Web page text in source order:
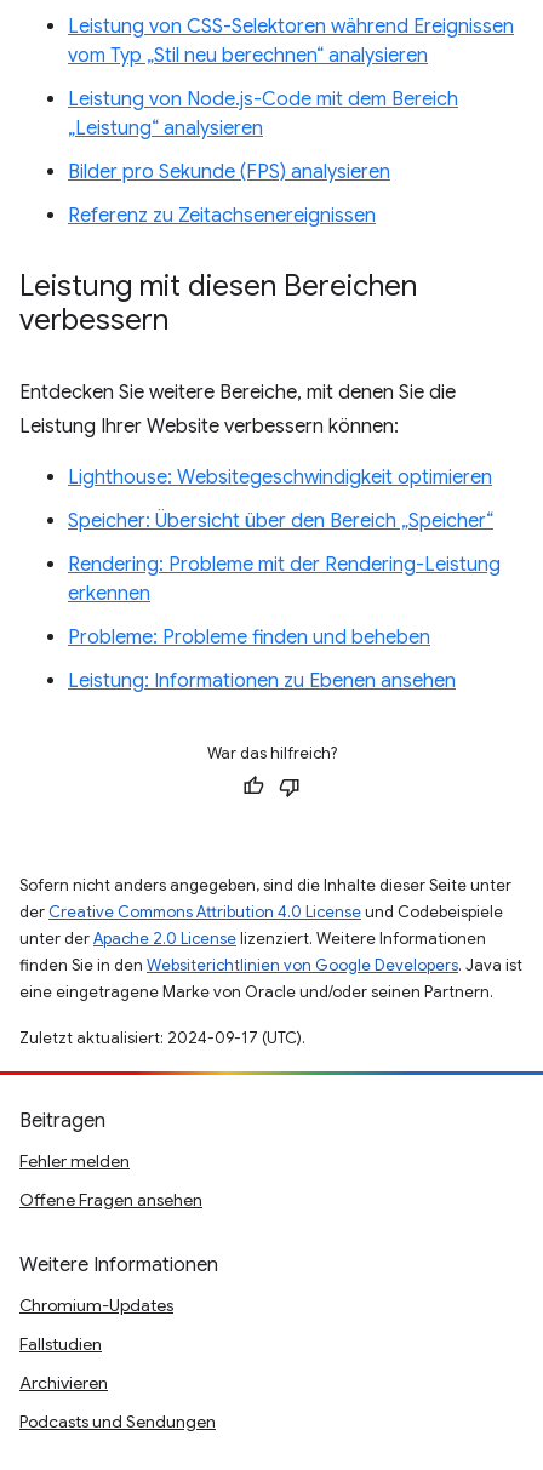
Leistung von CSS-Selektoren während Ereignissen
vom Typ „Stil neu berechnen“ analysieren
Leistung von Node.js-Code mit dem Bereich
„Leistung“ analysieren
Bilder pro Sekunde (FPS) analysieren
Referenz zu Zeitachsenereignissen
Leistung mit diesen Bereichen
verbessern
Entdecken Sie weitere Bereiche, mit denen Sie die
Leistung Ihrer Website verbessern können:
Lighthouse: Websitegeschwindigkeit optimieren
Speicher: Übersicht über den Bereich „Speicher“
Rendering: Probleme mit der Rendering-Leistung
erkennen
Probleme: Probleme finden und beheben
Leistung: Informationen zu Ebenen ansehen
War das hilfreich?
Sofern nicht anders angegeben, sind die Inhalte dieser Seite unter
der Creative Commons Attribution 4.0 Licenseund Codebeispiele
unter derApache 2.0 Licenselizenziert. Weitere Informationen
finden Sie in den Websiterichtlinien von Google Developers. Java ist
eine eingetragene Marke von Oracle und/oder seinen Partnern.
Zuletzt aktualisiert: 2024-09-17 (UTC).
Beitragen
Fehler melden
Offene Fragen ansehen
Weitere Informationen
Chromium-Updates
Fallstudien
Archivieren
Podcasts und Sendungen